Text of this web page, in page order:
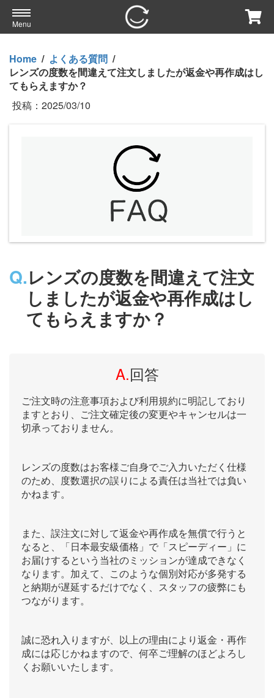
Menu
Home / よくある質問 /
レンズの度数を間違えて注文しましたが返金や再作成はし
てもらえますか？
投稿： 2025/03/10
Q.レンズの度数を間違えて注文
しましたが返金や再作成はし
てもらえますか？
A.回答
ご注文時の注意事項および利用規約に明記しており
ますとおり、ご注文確定後の変更やキャンセルは一
切承っておりません。
レンズの度数はお客様ご自身でご入力いただく仕様
のため、度数選択の誤りによる責任は当社では負い
かねます。
また、誤注文に対して返金や再作成を無償で行うと
なると、「日本最安級価格」で「スピーディー」に
お届けするという当社のミッションが達成できなく
なります。加えて、このような個別対応が多発する
と納期が遅延するだけでなく、スタッフの疲弊にも
つながります。
誠に恐れ入りますが、以上の理由により返金・再作
成には応じかねますので、何卒ご理解のほどよろし
くお願いいたします。